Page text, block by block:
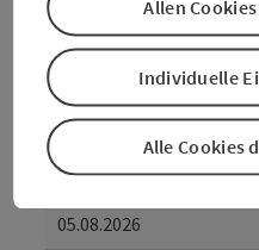
Reisezeiträume
Einträge
von
05.08.2026
Alle Cookies
Individuelle
Allen